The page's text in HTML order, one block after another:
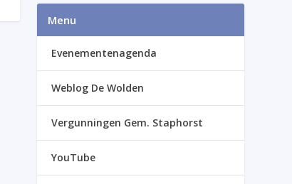
Menu
Evenementenagenda
Weblog De Wolden
Vergunningen Gem. Staphorst
YouTube